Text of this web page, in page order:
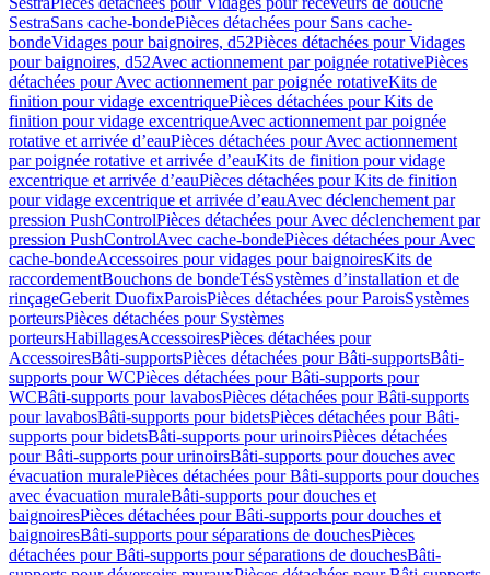
SestraSans cache-bondePièces détachées pour Sans cache-
bondeVidages pour baignoires, d52Pièces détachées pour Vidages
pour baignoires, d52Avec actionnement par poignée rotativePièces
détachées pour Avec actionnement par poignée rotativeKits de
finition pour vidage excentriquePièces détachées pour Kits de
finition pour vidage excentriqueAvec actionnement par poignée
rotative et arrivée d’eauPièces détachées pour Avec actionnement
par poignée rotative et arrivée d’eauKits de finition pour vidage
excentrique et arrivée d’eauPièces détachées pour Kits de finition
pour vidage excentrique et arrivée d’eauAvec déclenchement par
pression PushControlPièces détachées pour Avec déclenchement par
pression PushControlAvec cache-bondePièces détachées pour Avec
cache-bondeAccessoires pour vidages pour baignoiresKits de
raccordementBouchons de bondeTésSystèmes d’installation et de
rinçageGeberit DuofixParoisPièces détachées pour ParoisSystèmes
porteursPièces détachées pour Systèmes
porteursHabillagesAccessoiresPièces détachées pour
AccessoiresBâti-supportsPièces détachées pour Bâti-supportsBâti-
supports pour WCPièces détachées pour Bâti-supports pour
WCBâti-supports pour lavabosPièces détachées pour Bâti-supports
pour lavabosBâti-supports pour bidetsPièces détachées pour Bâti-
supports pour bidetsBâti-supports pour urinoirsPièces détachées
pour Bâti-supports pour urinoirsBâti-supports pour douches avec
évacuation muralePièces détachées pour Bâti-supports pour douches
avec évacuation muraleBâti-supports pour douches et
baignoiresPièces détachées pour Bâti-supports pour douches et
baignoiresBâti-supports pour séparations de douchesPièces
détachées pour Bâti-supports pour séparations de douchesBâti-